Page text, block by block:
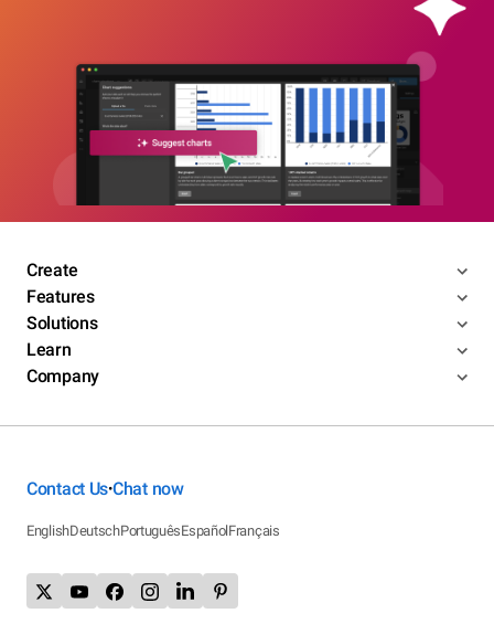
Create
Features
Solutions
Learn
Company
Contact Us•Chat now
EnglishDeutschPortuguêsEspañolFrançais